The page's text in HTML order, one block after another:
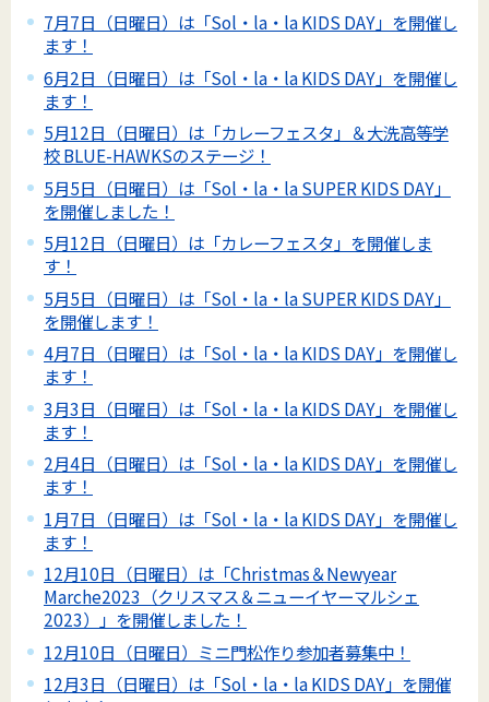
7月7日（日曜日）は「Sol・la・la KIDS DAY」を開催し
ます！
6月2日（日曜日）は「Sol・la・la KIDS DAY」を開催し
ます！
5月12日（日曜日）は「カレーフェスタ」＆大洗高等学
校 BLUE-HAWKSのステージ！
5月5日（日曜日）は「Sol・la・la SUPER KIDS DAY」
を開催しました！
5月12日（日曜日）は「カレーフェスタ」を開催しま
す！
5月5日（日曜日）は「Sol・la・la SUPER KIDS DAY」
を開催します！
4月7日（日曜日）は「Sol・la・la KIDS DAY」を開催し
ます！
3月3日（日曜日）は「Sol・la・la KIDS DAY」を開催し
ます！
2月4日（日曜日）は「Sol・la・la KIDS DAY」を開催し
ます！
1月7日（日曜日）は「Sol・la・la KIDS DAY」を開催し
ます！
12月10日（日曜日）は「Christmas＆Newyear
Marche2023（クリスマス＆ニューイヤーマルシェ
2023）」を開催しました！
12月10日（日曜日）ミニ門松作り参加者募集中！
12月3日（日曜日）は「Sol・la・la KIDS DAY」を開催